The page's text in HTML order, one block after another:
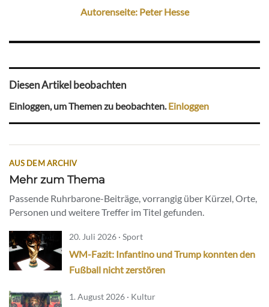
Autorenseite: Peter Hesse
Diesen Artikel beobachten
Einloggen, um Themen zu beobachten.Einloggen
AUS DEM ARCHIV
Mehr zum Thema
Passende Ruhrbarone-Beiträge, vorrangig über Kürzel, Orte,
Personen und weitere Treffer im Titel gefunden.
20. Juli 2026 · Sport
WM-Fazit: Infantino und Trump konnten den
Fußball nicht zerstören
1. August 2026 · Kultur